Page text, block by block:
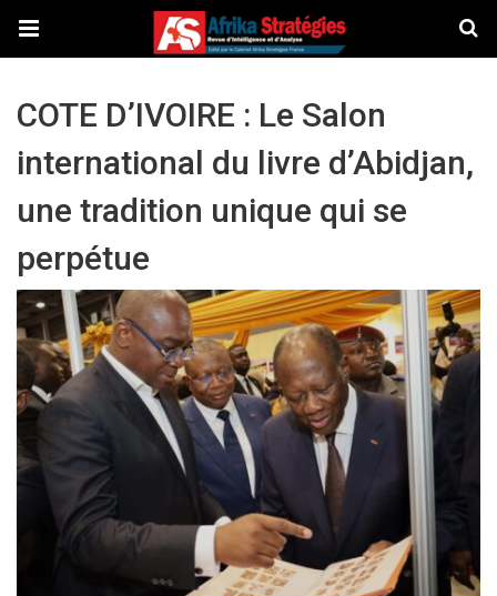
COTE D’IVOIRE : Le Salon
international du livre d’Abidjan,
une tradition unique qui se
perpétue